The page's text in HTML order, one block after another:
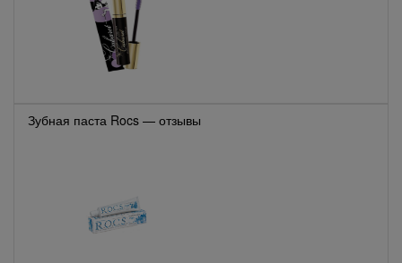
Зубная паста Rocs — отзывы